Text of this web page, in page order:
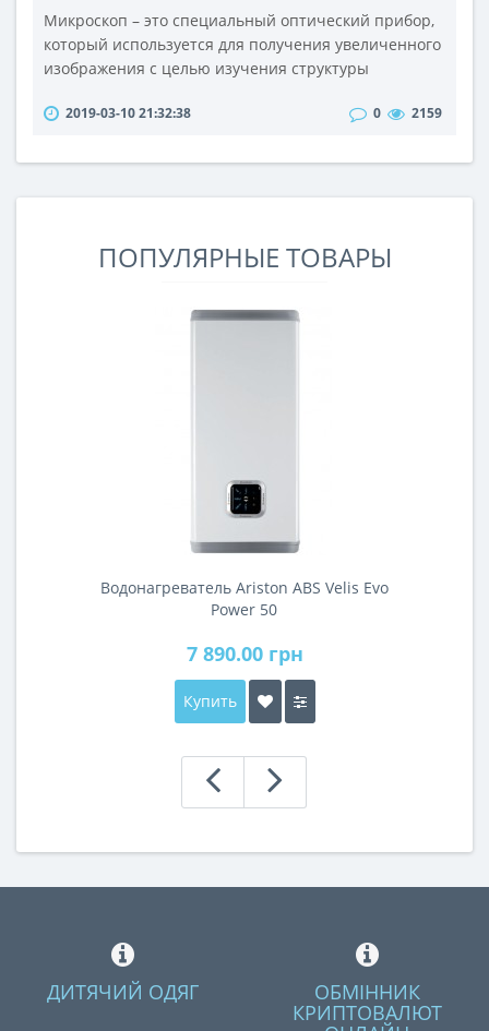
Микроскоп – это специальный оптический прибор,
который используется для получения увеличенного
изображения с целью изучения структуры
невооруженным глазом. На рынке специального
микроскопов различного назначения. Они бывают
2019-03-10 21:32:38 0 2159
ПОПУЛЯРНЫЕ ТОВАРЫ
Водонагреватель Ariston ABS Velis Evo
Power 50
7 890.00 грн
Купить
ДИТЯЧИЙ ОДЯГ ОБМІННИК
КРИПТОВАЛЮТ